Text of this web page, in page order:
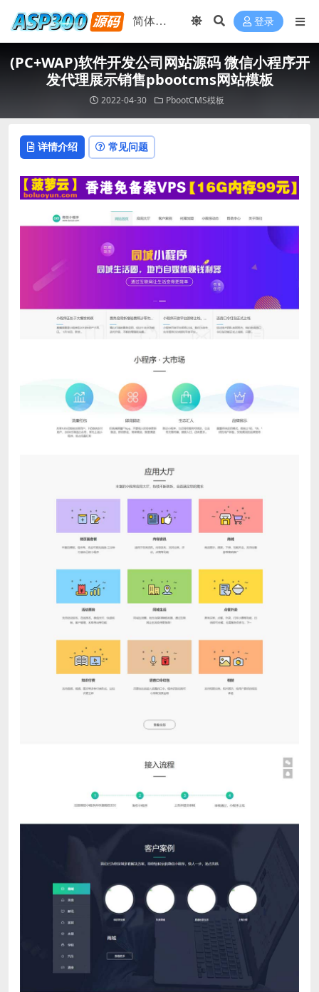
登录
(PC+WAP)软件开发公司网站源码 微信小程序开
发代理展示销售pbootcms网站模板
2022-04-30 PbootCMS模板
详情介绍 常见问题